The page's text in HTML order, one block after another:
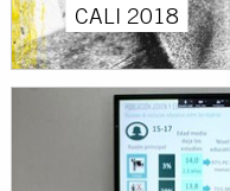
CALI 2018